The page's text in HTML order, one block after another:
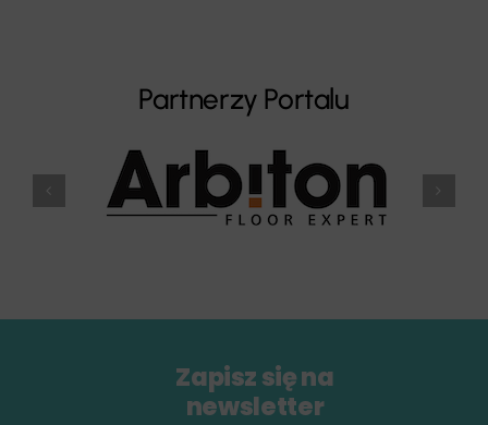
Partnerzy Portalu
Zapisz się na
newsletter